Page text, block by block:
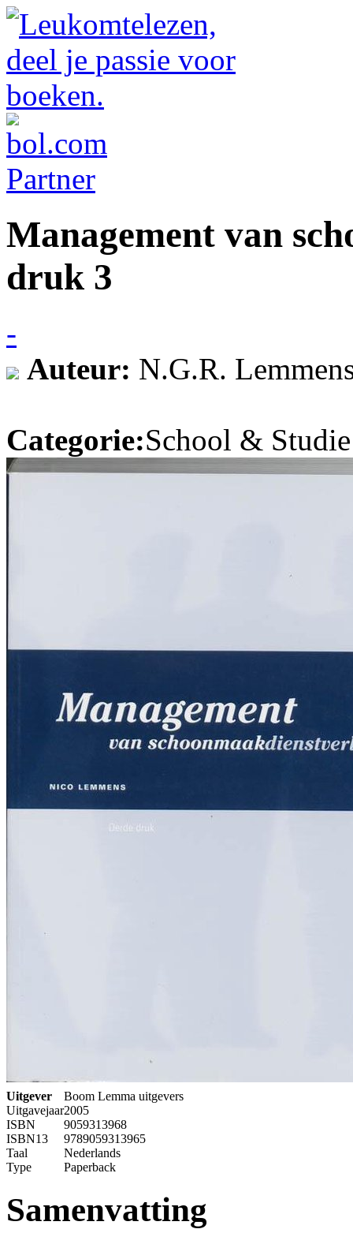
Management van
druk 3
-
Auteur: N.G.R.
Categorie:School &
Uitgever
Boom Lemma uitgevers
Uitgavejaar2005
ISBN
9059313968
ISBN13
9789059313965
Taal
Nederlands
Type
Paperback
Samenvatting